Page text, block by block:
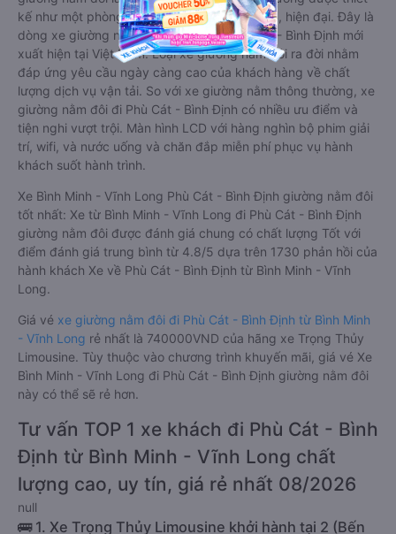
kế như một phòng ngủ khách sạn sang trọng, hiện đại. Đây là
dòng xe giường nằm cho cặp đôi đi Phù Cát - Bình Định mới
xuất hiện tại Việt Nam. Loại xe giường nằm đôi ra đời nhằm
đáp ứng yêu cầu ngày càng cao của khách hàng về chất
lượng dịch vụ vận tải. So với xe giường nằm thông thường, xe
giường nằm đôi đi Phù Cát - Bình Định có nhiều ưu điểm và
tiện nghi vượt trội. Màn hình LCD với hàng nghìn bộ phim giải
trí, wifi, và nước uống và chăn đắp miễn phí phục vụ hành
khách suốt hành trình.
Xe Bình Minh - Vĩnh Long Phù Cát - Bình Định giường nằm đôi
tốt nhất: Xe từ Bình Minh - Vĩnh Long đi Phù Cát - Bình Định
giường nằm đôi được đánh giá chung có chất lượng Tốt với
điểm đánh giá trung bình từ 4.8/5 dựa trên 1730 phản hồi của
hành khách Xe về Phù Cát - Bình Định từ Bình Minh - Vĩnh
Long.
Giá vé xe giường nằm đôi đi Phù Cát - Bình Định từ Bình Minh
- Vĩnh Long rẻ nhất là 740000VND của hãng xe Trọng Thủy
Limousine. Tùy thuộc vào chương trình khuyến mãi, giá vé Xe
Bình Minh - Vĩnh Long đi Phù Cát - Bình Định giường nằm đôi
này có thể sẽ rẻ hơn.
Tư vấn TOP 1 xe khách đi Phù Cát - Bình
Định từ Bình Minh - Vĩnh Long chất
lượng cao, uy tín, giá rẻ nhất 08/2026
null
🚌 1. Xe Trọng Thủy Limousine khởi hành tại 2 (Bến